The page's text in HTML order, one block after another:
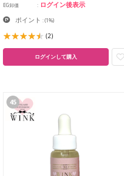
EG卸価 ログイン後表示
ポイント :(1%)
(2)
ログインして購入
45